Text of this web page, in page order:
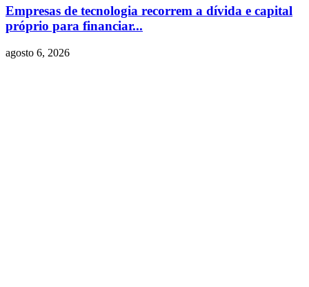
Empresas de tecnologia recorrem a dívida e capital
próprio para financiar...
agosto 6, 2026